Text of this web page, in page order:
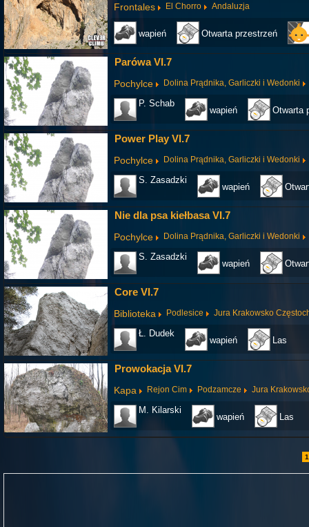
Frontales El Chorro Andaluzja
wapień Otwarta przestrzeń
Parówa VI.7
Pochylce Dolina Prądnika, Garliczki i Wedonki
P. Schab
wapień Otwarta
Power Play VI.7
Pochylce Dolina Prądnika, Garliczki i Wedonki
S. Zasadzki
wapień
Nie dla psa kiełbasa VI.7
Pochylce Dolina Prądnika, Garliczki i Wedonki
S. Zasadzki
wapień
Core VI.7
Biblioteka Podlesice Jura Krakowsko
Ł. Dudek
wapień Las
Prowokacja VI.7
Kapa Rejon Cim Podzamcze Jura
M. Kilarski
wapień Las
1